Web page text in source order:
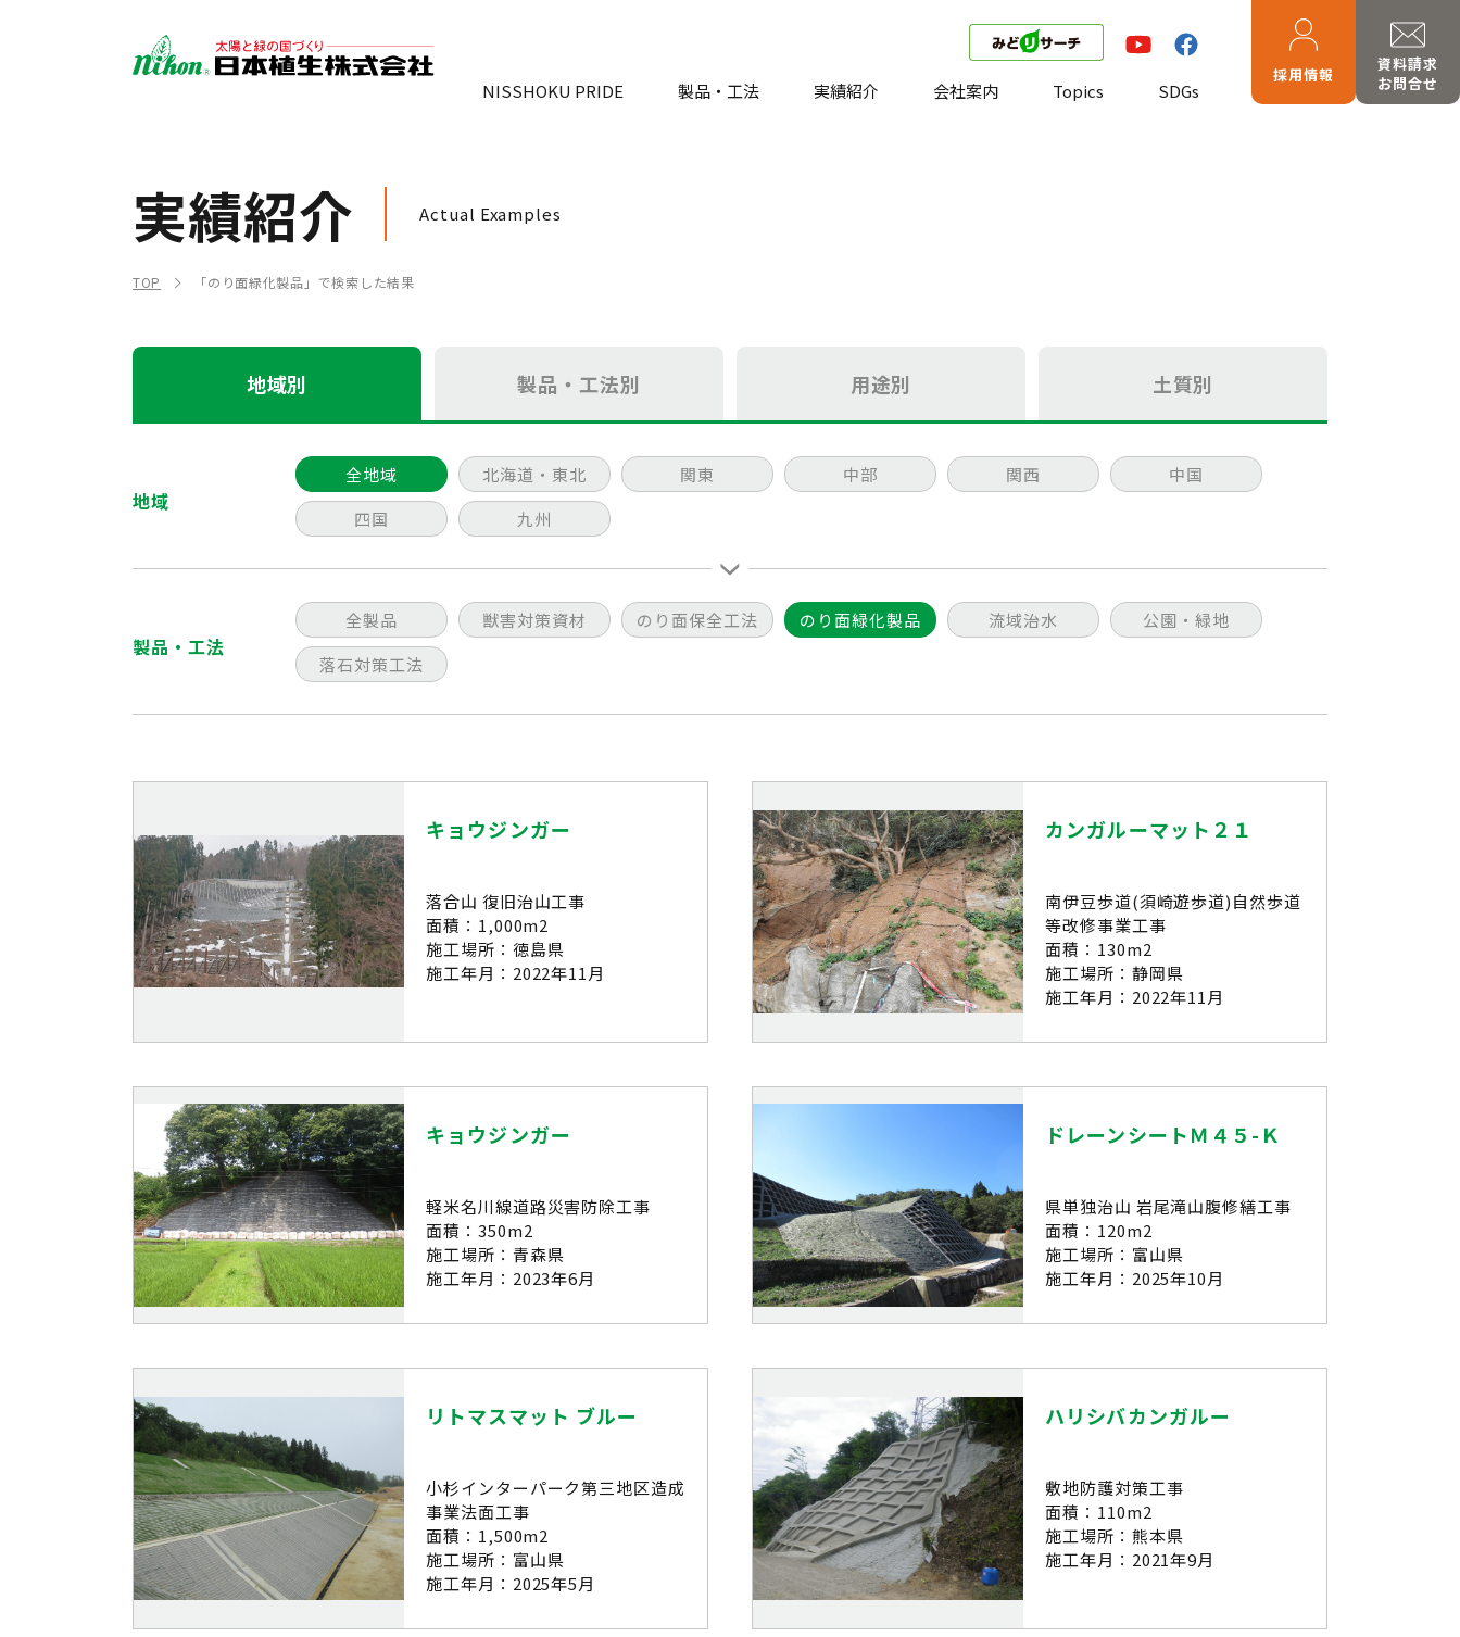
採用情報
資料請求
お問合せ
NISSHOKU PRIDE 製品・工法 実績紹介 会社案内 Topics SDGs
実績紹介 Actual Examples
TOP 「のり面緑化製品」で検索した結果
地域別 製品・工法別 用途別 土質別
地域
全地域 北海道・東北 関東 中部 関西
中国
四国
九州
製品・工法
全製品 獣害対策資材 のり面保全工法 のり面緑化製品 流域治水
公園・緑地
落石対策工法
キョウジンガー
落合山 復旧治山工事
面積：1,000m2
施工場所：徳島県
施工年月：2022年11月
カンガルーマット２１
南伊豆歩道(須崎遊歩道)自然歩道
等改修事業工事
面積：130m2
施工場所：静岡県
施工年月：2022年11月
キョウジンガー
軽米名川線道路災害防除工事
面積：350m2
施工場所：青森県
施工年月：2023年6月
ドレーンシートＭ４５-Ｋ
県単独治山 岩尾滝山腹修繕工事
面積：120m2
施工場所：富山県
施工年月：2025年10月
リトマスマット ブルー
小杉インターパーク第三地区造成
事業法面工事
面積：1,500m2
施工場所：富山県
施工年月：2025年5月
ハリシバカンガルー
敷地防護対策工事
面積：110m2
施工場所：熊本県
施工年月：2021年9月